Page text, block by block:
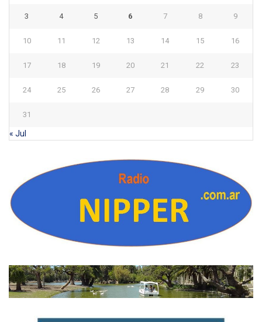
3 4 5 6 7 8 9
10 11 12 13 14 15 16
17 18 19 20 21 22 23
24 25 26 27 28 29 30
31
« Jul